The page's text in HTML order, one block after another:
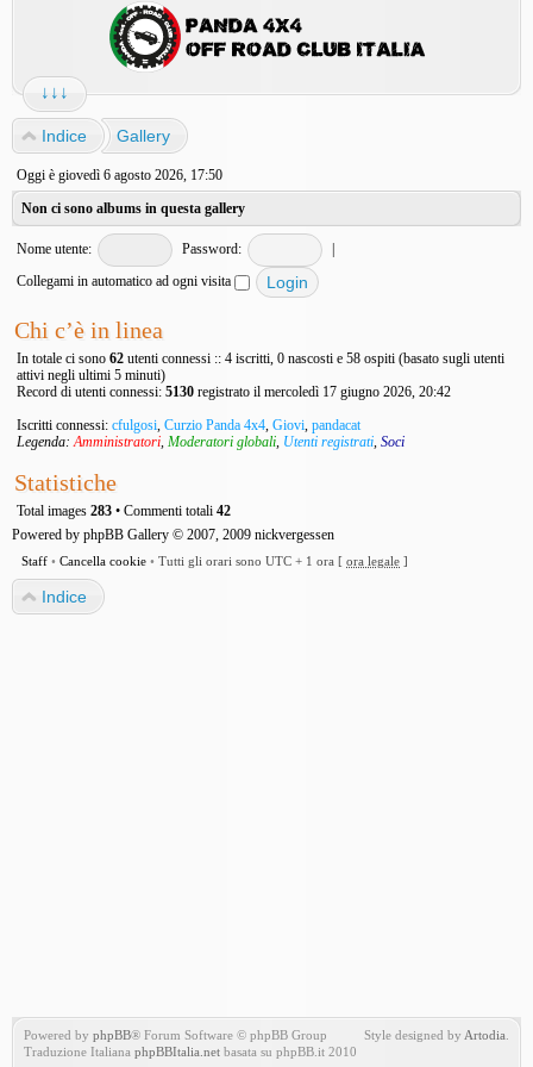
↓↓↓
Indice Gallery
Oggi è giovedì 6 agosto 2026, 17:50
Non ci sono albums in questa gallery
Nome utente: Password:
|
Collegami in automatico ad ogni visita
Chi c’è in linea
In totale ci sono 62 utenti connessi :: 4 iscritti, 0 nascosti e 58 ospiti (basato sugli utenti
attivi negli ultimi 5 minuti)
Record di utenti connessi: 5130 registrato il mercoledì 17 giugno 2026, 20:42
Iscritti connessi: cfulgosi, Curzio Panda 4x4, Giovi, pandacat
Legenda:Amministratori, Moderatori globali, Utenti registrati, Soci
Statistiche
Total images 283 • Commenti totali 42
Powered by phpBB Gallery © 2007, 2009 nickvergessen
Staff • Cancella cookie • Tutti gli orari sono UTC + 1 ora [ ora legale ]
Indice
Powered by phpBB® Forum Software © phpBB Group
Traduzione Italiana phpBBItalia.net basata su phpBB.it 2010
Style designed by Artodia